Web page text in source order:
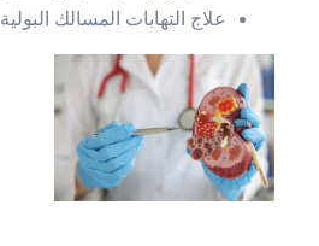
علاج التهابات المسالك البولية